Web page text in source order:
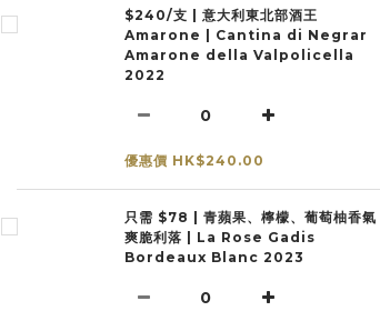
$240/支 | 意大利東北部酒王
Amarone | Cantina di Negrar
Amarone della Valpolicella
2022
優惠價 HK$240.00
只需 $78 | 青蘋果、檸檬、葡萄柚香氣 |
爽脆利落 | La Rose Gadis
Bordeaux Blanc 2023